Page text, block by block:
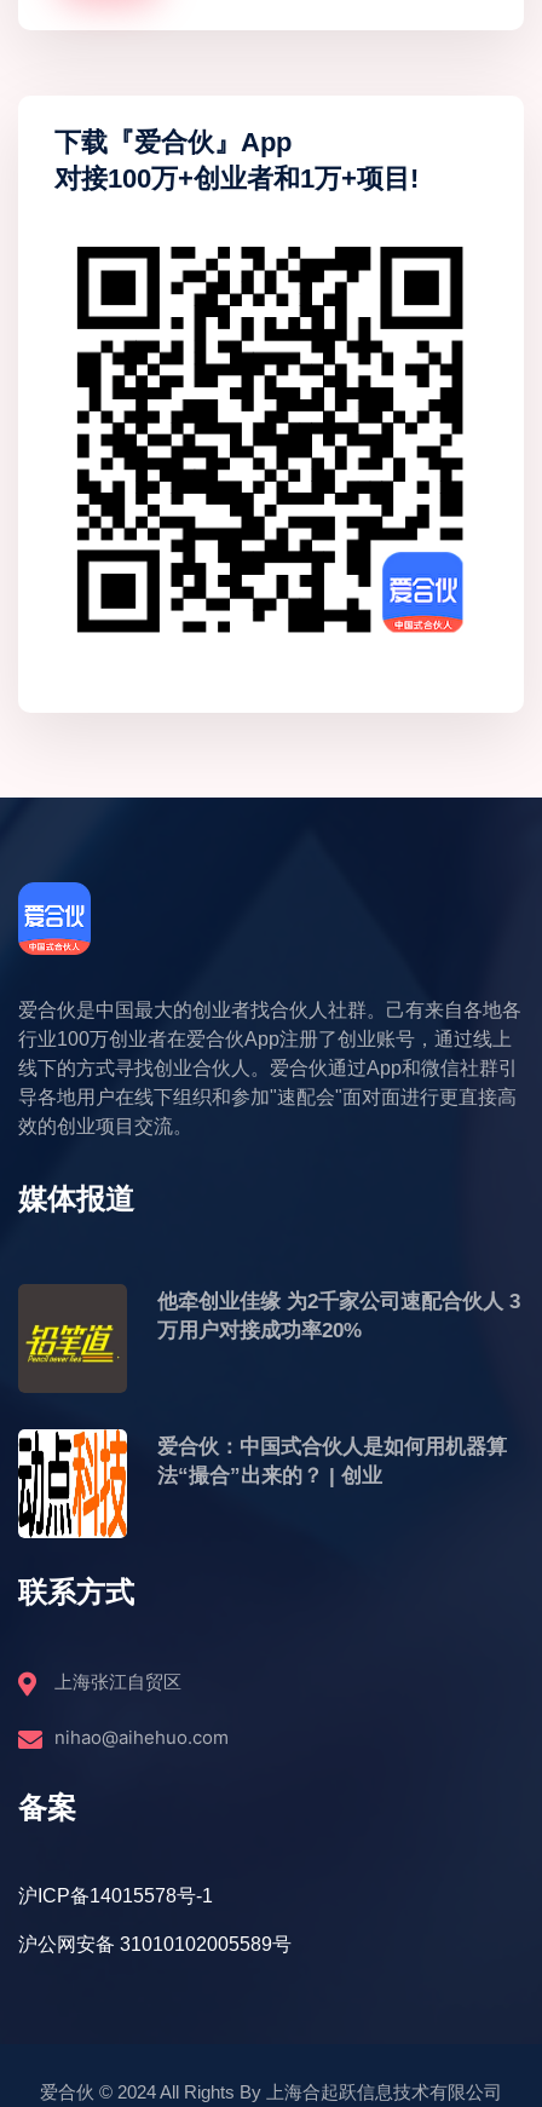
下载『爱合伙』App
对接100万+创业者和1万+项目!
爱合伙是中国最大的创业者找合伙人社群。己有来自各地各
行业100万创业者在爱合伙App注册了创业账号，通过线上
线下的方式寻找创业合伙人。爱合伙通过App和微信社群引
导各地用户在线下组织和参加"速配会"面对面进行更直接高
效的创业项目交流。
媒体报道
他牵创业佳缘 为2千家公司速配合伙人 3
万用户对接成功率20%
爱合伙：中国式合伙人是如何用机器算
法“撮合”出来的？ | 创业
联系方式
上海张江自贸区
nihao@aihehuo.com
备案
沪ICP备14015578号-1
沪公网安备 31010102005589号
爱合伙 © 2024 All Rights By 上海合起跃信息技术有限公司